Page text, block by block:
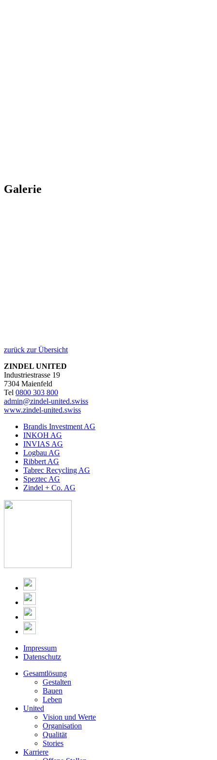
Galerie
zurück zur Übersicht
ZINDEL UNITED
Industriestrasse 19
7304 Maienfeld
Tel 0800 303 800
admin@zindel-united.swiss
www.zindel-united.swiss
Brandis Investment AG
INKOH AG
INVIAS AG
Logbau AG
Ribbert AG
Tabrec Recycling AG
Speztec AG
Zindel + Co. AG
Impressum
Datenschutz
Gesamtlösung
Gestalten
Bauen
Leben
United
Vision und Werte
Organisation
Qualität
Stories
Karriere